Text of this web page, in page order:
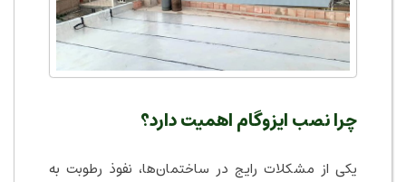
چرا نصب ایزوگام اهمیت دارد؟
یکی از مشکلات رایج در ساختمان‌ها، نفوذ رطوبت به